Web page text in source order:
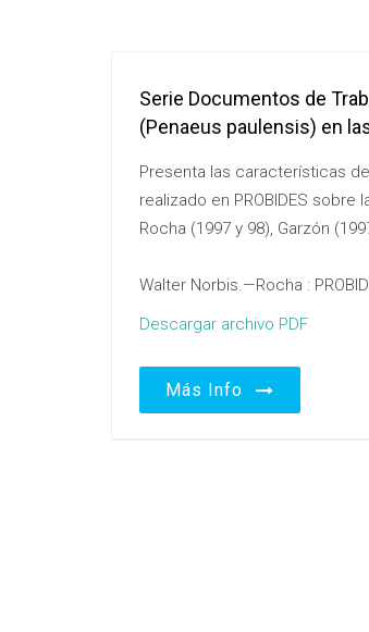
Serie Documentos de
(Penaeus paulensis) en
Presenta las características
realizado en PROBIDES
Rocha (1997 y 98), Garzón
Walter Norbis.—Rocha :
Descargar archivo PDF
Más Info